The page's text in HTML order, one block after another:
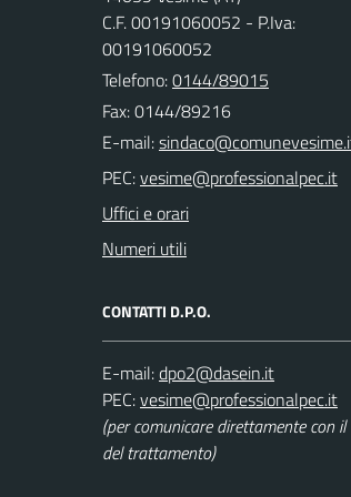
C.F. 00191060052 - P.Iva:
00191060052
Telefono:0144/89015
Fax: 0144/89216
E-mail:
PEC:
Uffici e orari
Numeri utili
CONTATTI D.P.O.
E-mail:
PEC:
(per comunicare direttamente con
del trattamento)